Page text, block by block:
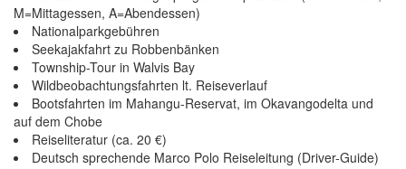
M=Mittagessen, A=Abendessen)
Nationalparkgebühren
Seekajakfahrt zu Robbenbänken
Township-Tour in Walvis Bay
Wildbeobachtungsfahrten lt. Reiseverlauf
Bootsfahrten im Mahangu-Reservat, im Okavangodelta und
auf dem Chobe
Reiseliteratur (ca. 20 €)
Deutsch sprechende Marco Polo Reiseleitung (Driver-Guide)